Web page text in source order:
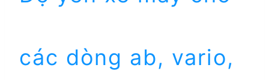
các dòng ab, vario,